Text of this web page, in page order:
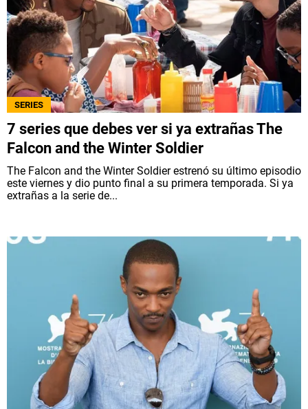
SERIES
7 series que debes ver si ya extrañas The
Falcon and the Winter Soldier
The Falcon and the Winter Soldier estrenó su último episodio
este viernes y dio punto final a su primera temporada. Si ya
extrañas a la serie de...